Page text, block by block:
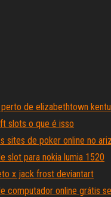
perto de elizabethtown
slots o que é isso
sites de poker online no
slot para nokia lumia 1520
x jack frost deviantart
computador online grátis